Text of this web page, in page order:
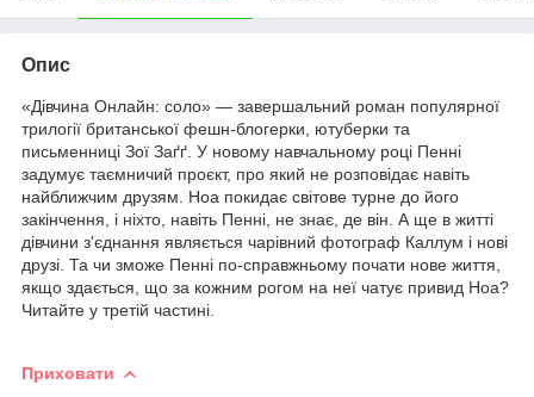
Опис
«Дівчина Онлайн: соло» — завершальний роман популярної
трилогії британської фешн-блогерки, ютуберки та
письменниці Зої Заґґ. У новому навчальному році Пенні
задумує таємничий проєкт, про який не розповідає навіть
найближчим друзям. Ноа покидає світове турне до його
закінчення, і ніхто, навіть Пенні, не знає, де він. А ще в житті
дівчини з'єднання являється чарівний фотограф Каллум і нові
друзі. Та чи зможе Пенні по-справжньому почати нове життя,
якщо здається, що за кожним рогом на неї чатує привид Ноа?
Читайте у третій частині.
Приховати